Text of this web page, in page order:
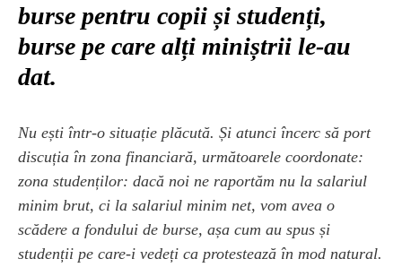
burse pentru copii și studenți,
burse pe care alți miniștrii le-au
dat.
Nu ești într-o situație plăcută. Și atunci încerc să port
discuția în zona financiară, următoarele coordonate:
zona studenților: dacă noi ne raportăm nu la salariul
minim brut, ci la salariul minim net, vom avea o
scădere a fondului de burse, așa cum au spus și
studenții pe care-i vedeți ca protestează în mod natural.